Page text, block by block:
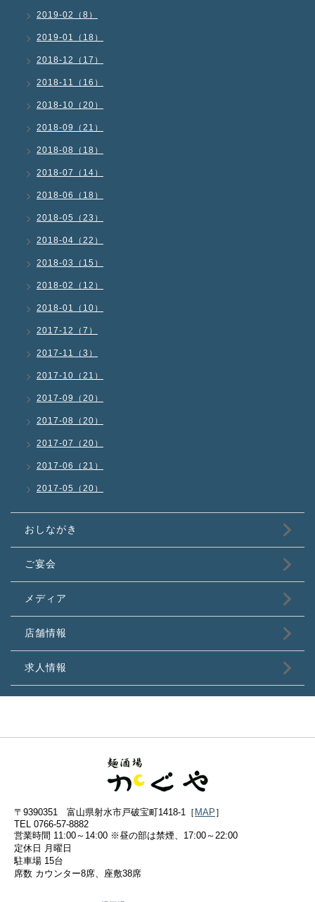
2019-02（8）
2019-01（18）
2018-12（17）
2018-11（16）
2018-10（20）
2018-09（21）
2018-08（18）
2018-07（14）
2018-06（18）
2018-05（23）
2018-04（22）
2018-03（15）
2018-02（12）
2018-01（10）
2017-12（7）
2017-11（3）
2017-10（21）
2017-09（20）
2017-08（20）
2017-07（20）
2017-06（21）
2017-05（20）
おしながき
ご宴会
メディア
店舗情報
求人情報
〒9390351 富山県射水市戸破宝町1418-1［ MAP ］
TEL 0766-57-8882
営業時間 11:00～14:00 ※昼の部は禁煙、17:00～22:00
定休日 月曜日
駐車場 15台
席数 カウンター8席、座敷38席